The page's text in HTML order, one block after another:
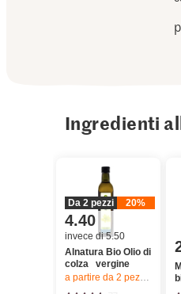
Ingredienti
Da 2 pezzi 20%
4.40
invece di 5.50
Alnatura Bio Olio di
colza vergine
a partire da 2 pezzi,